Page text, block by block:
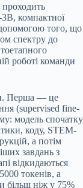
компактної
того, що
спектру до
роботі команди
Перша — це
(supervised fine-
модель спочатку
коду, STEM-
а потім
завдань з
відкидаються
токенів, а
більш ніж у 75%